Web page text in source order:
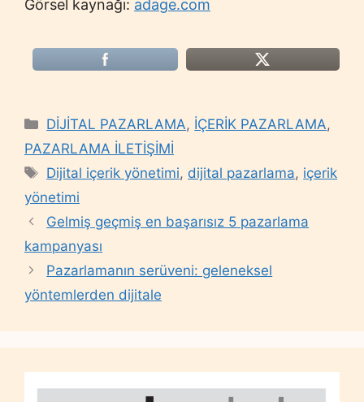
Görsel kaynağı: adage.com
Categories
DİJİTAL PAZARLAMA, İÇERİK PAZARLAMA,
PAZARLAMA İLETİŞİMİ
Tags
Dijital içerik yönetimi, dijital pazarlama, içerik
yönetimi
Gelmiş geçmiş en başarısız 5 pazarlama
kampanyası
Pazarlamanın serüveni: geleneksel
yöntemlerden dijitale